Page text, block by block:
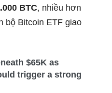
BTC, nhiều hơn
bộ Bitcoin ETF giao
$65K as
trigger a strong